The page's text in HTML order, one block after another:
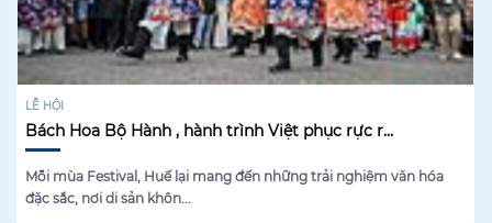
LỄ HỘI
Bách Hoa Bộ Hành , hành trình Việt phục rực r...
Mỗi mùa Festival, Huế lại mang đến những trải nghiệm văn hóa
đặc sắc, nơi di sản khôn...